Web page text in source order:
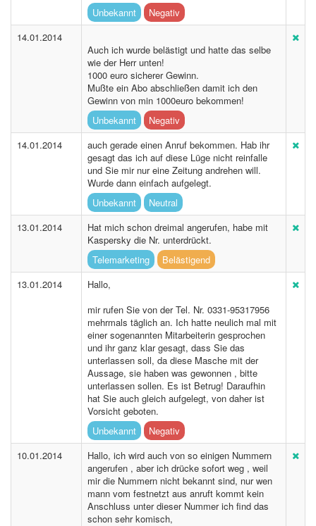
Unbekannt
Negativ
14.01.2014
Auch ich wurde belästigt und hatte das selbe
wie der Herr unten!
1000 euro sicherer Gewinn.
Mußte ein Abo abschließen damit ich den
Gewinn von min 1000euro bekommen!
Unbekannt
Negativ
14.01.2014
auch gerade einen Anruf bekommen. Hab ihr
gesagt das ich auf diese Lüge nicht reinfalle
und Sie mir nur eine Zeitung andrehen will.
Wurde dann einfach aufgelegt.
Unbekannt
Neutral
13.01.2014
Hat mich schon dreimal angerufen, habe mit
Kaspersky die Nr. unterdrückt.
Telemarketing
Belästigend
13.01.2014
Hallo,
mir rufen Sie von der Tel. Nr. 0331-95317956
mehrmals täglich an. Ich hatte neulich mal mit
einer sogenannten Mitarbeiterin gesprochen
und ihr ganz klar gesagt, dass Sie das
unterlassen soll, da diese Masche mit der
Aussage, sie haben was gewonnen , bitte
unterlassen sollen. Es ist Betrug! Daraufhin
hat Sie auch gleich aufgelegt, von daher ist
Vorsicht geboten.
Unbekannt
Negativ
10.01.2014
Hallo, ich wird auch von so einigen Nummern
angerufen , aber ich drücke sofort weg , weil
mir die Nummern nicht bekannt sind, nur wen
mann vom festnetzt aus anruft kommt kein
Anschluss unter dieser Nummer ich find das
schon sehr komisch,